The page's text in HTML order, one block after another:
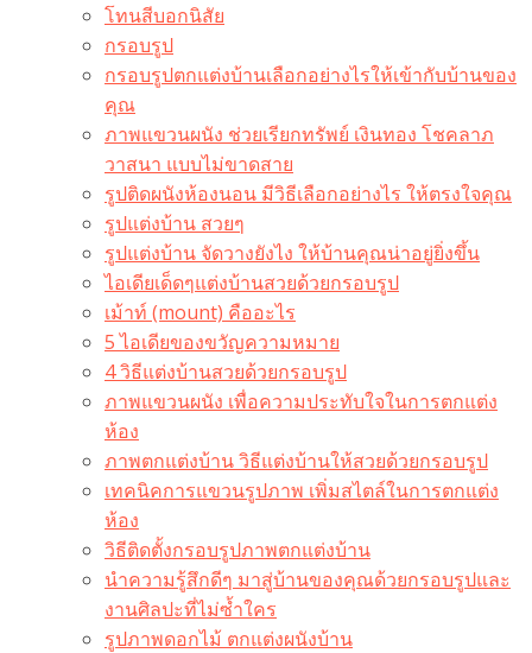
โทนสีบอกนิสัย
กรอบรูป
กรอบรูปตกแต่งบ้านเลือกอย่างไรให้เข้ากับบ้านของ
คุณ
ภาพแขวนผนัง ช่วยเรียกทรัพย์ เงินทอง โชคลาภ
วาสนา แบบไม่ขาดสาย
รูปติดผนังห้องนอน มีวิธีเลือกอย่างไร ให้ตรงใจคุณ
รูปแต่งบ้าน สวยๆ
รูปแต่งบ้าน จัดวางยังไง ให้บ้านคุณน่าอยู่ยิ่งขึ้น
ไอเดียเด็ดๆแต่งบ้านสวยด้วยกรอบรูป
เม้าท์ (mount) คืออะไร​
5 ไอเดียของขวัญความหมาย
4 วิธีแต่งบ้านสวยด้วยกรอบรูป
ภาพแขวนผนัง เพื่อความประทับใจในการตกแต่ง
ห้อง
ภาพตกแต่งบ้าน วิธีแต่งบ้านให้สวยด้วยกรอบรูป
เทคนิคการแขวนรูปภาพ เพิ่มสไตล์ในการตกแต่ง
ห้อง
วิธีติดตั้งกรอบรูปภาพตกแต่งบ้าน
นำความรู้สึกดีๆ มาสู่บ้านของคุณด้วยกรอบรูปและ
งานศิลปะที่ไม่ซ้ำใคร
รูปภาพดอกไม้ ตกแต่งผนังบ้าน